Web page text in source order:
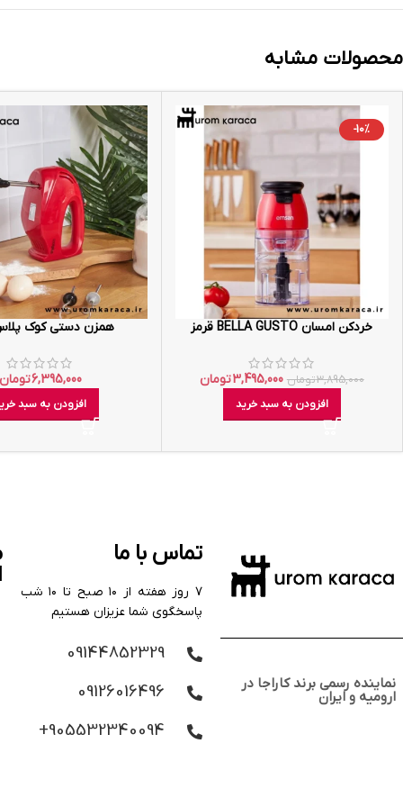
محصولات مشابه
-10%
خردکن امسان BELLA GUSTO قرمز
3,895,000تومان 3,495,000تومان
افزودن به سبد خرید
همزن دستی کوک
6,395,000تومان
افزودن به سبد
نماینده رسمی برند کاراجا در
ارومیه و ایران
تماس با ما
۷ روز هفته از ۱۰ صبح تا ۱۰ شب
پاسخگوی شما عزیزان هستیم
09144852329
09126016496
905532340094+